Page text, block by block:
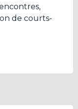
de courts-